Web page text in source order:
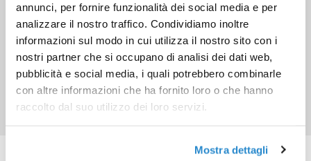
annunci, per fornire funzionalità dei social media e per
analizzare il nostro traffico. Condividiamo inoltre
informazioni sul modo in cui utilizza il nostro sito con i
nostri partner che si occupano di analisi dei dati web,
pubblicità e social media, i quali potrebbero combinarle
con altre informazioni che ha fornito loro o che hanno
raccolto dal suo utilizzo dei loro servizi.
Mostra dettagli